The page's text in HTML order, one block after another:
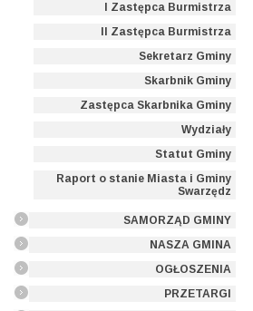
I Zastępca Burmistrza
II Zastępca Burmistrza
Sekretarz Gminy
Skarbnik Gminy
Zastępca Skarbnika Gminy
Wydziały
Statut Gminy
Raport o stanie Miasta i Gminy
Swarzędz
SAMORZĄD GMINY
NASZA GMINA
OGŁOSZENIA
PRZETARGI